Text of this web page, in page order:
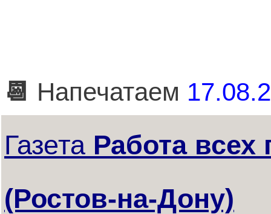
📆 Напечатаем
Газета Работа
(Ростов-на-Дону)